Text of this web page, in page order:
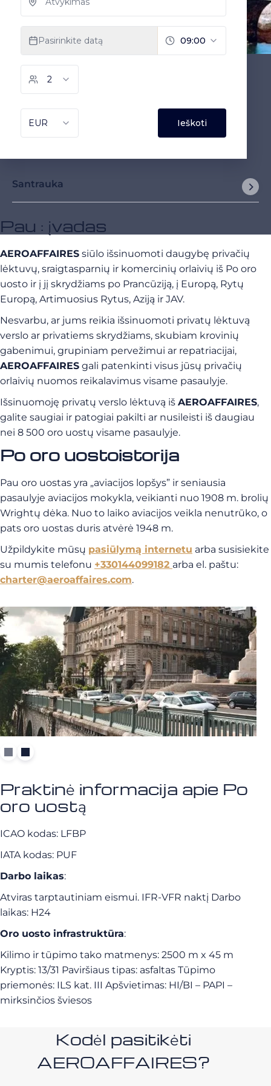
Santrauka
Pau : įvadas
AEROAFFAIRES siūlo išsinuomoti daugybę privačių
lėktuvų, sraigtasparnių ir komercinių orlaivių iš Po oro
uosto ir į jį skrydžiams po Prancūziją, į Europą, Rytų
Europą, Artimuosius Rytus, Aziją ir JAV.
Nesvarbu, ar jums reikia išsinuomoti privatų lėktuvą
verslo ar privatiems skrydžiams, skubiam krovinių
gabenimui, grupiniam pervežimui ar repatriacijai,
AEROAFFAIRES gali patenkinti visus jūsų privačių
orlaivių nuomos reikalavimus visame pasaulyje.
Išsinuomoję privatų verslo lėktuvą iš AEROAFFAIRES,
galite saugiai ir patogiai pakilti ar nusileisti iš daugiau
nei 8 500 oro uostų visame pasaulyje.
Po oro uostoistorija
Pau oro uostas yra „aviacijos lopšys” ir seniausia
pasaulyje aviacijos mokykla, veikianti nuo 1908 m. brolių
Wrightų dėka. Nuo to laiko aviacijos veikla nenutrūko, o
pats oro uostas duris atvėrė 1948 m.
Užpildykite mūsų pasiūlymą internetu arba susisiekite
su mumis telefonu +330144099182 arba el. paštu:
charter@aeroaffaires.com.
Praktinė informacija apie Po
oro uostą
ICAO kodas: LFBP
IATA kodas: PUF
Darbo laikas:
Atviras tarptautiniam eismui. IFR-VFR naktį Darbo
laikas: H24
Oro uosto infrastruktūra:
Kilimo ir tūpimo tako matmenys: 2500 m x 45 m
Kryptis: 13/31 Paviršiaus tipas: asfaltas Tūpimo
priemonės: ILS kat. III Apšvietimas: HI/BI – PAPI –
mirksinčios šviesos
Kodėl pasitikėti
AEROAFFAIRES?